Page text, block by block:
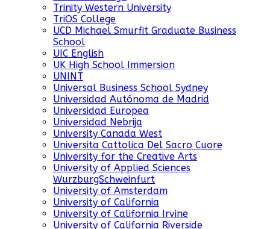
Trinity Western University
TriOS College
UCD Michael Smurfit Graduate Business
School
UIC English
UK High School Immersion
UNINT
Universal Business School Sydney
Universidad Autónoma de Madrid
Universidad Europea
Universidad Nebrija
University Canada West
Universita Cattolica Del Sacro Cuore
University for the Creative Arts
University of Applied Sciences
WurzburgSchweinfurt
University of Amsterdam
University of California
University of California Irvine
University of California Riverside